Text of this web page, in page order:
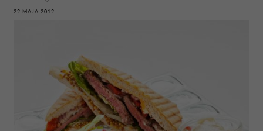
22 MAJA 2012